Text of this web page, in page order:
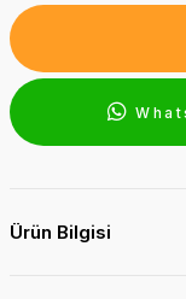
Ürün Bilgisi